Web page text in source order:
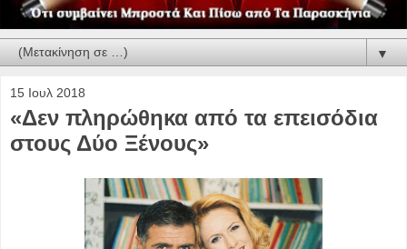
▼
15 Ιουλ 2018
«Δεν πληρώθηκα από τα επεισόδια
στους Δύο Ξένους»